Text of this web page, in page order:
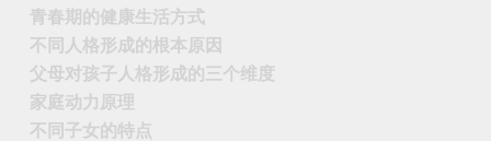
青春期的健康生活方式
不同人格形成的根本原因
父母对孩子人格形成的三个维度
家庭动力原理
不同子女的特点